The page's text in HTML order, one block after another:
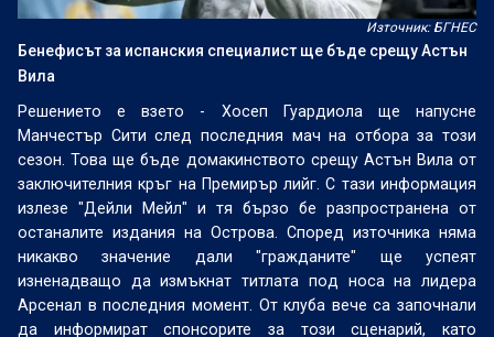
Източник: БГНЕС
Бенефисът за испанския специалист ще бъде срещу Астън
Вила
Решението е взето - Хосеп Гуардиола ще напусне
Манчестър Сити след последния мач на отбора за този
сезон. Това ще бъде домакинството срещу Астън Вила от
заключителния кръг на Премирър лийг. С тази информация
излезе "Дейли Мейл" и тя бързо бе разпространена от
останалите издания на Острова. Според източника няма
никакво значение дали "гражданите" ще успеят
изненадващо да измъкнат титлата под носа на лидера
Арсенал в последния момент. От клуба вече са започнали
да информират спонсорите за този сценарий, като